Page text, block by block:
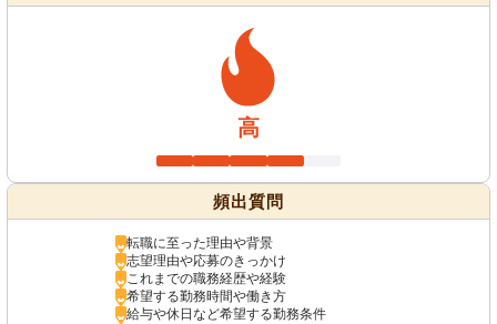
高
頻出質問
転職に至った理由や背景
志望理由や応募のきっかけ
これまでの職務経歴や経験
希望する勤務時間や働き方
給与や休日など希望する勤務条件